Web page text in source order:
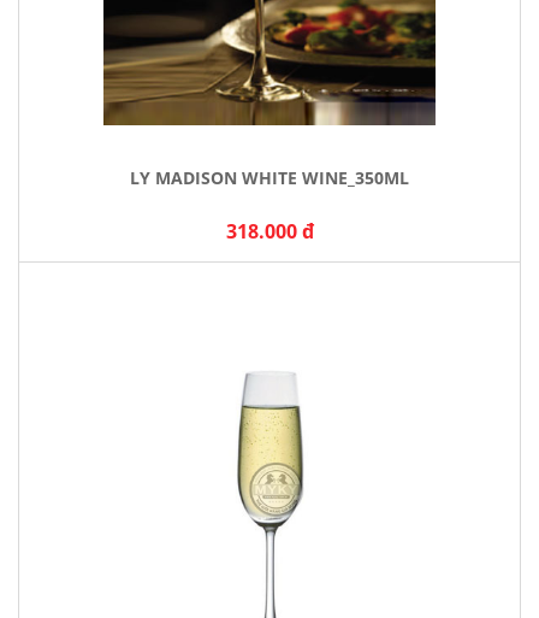
LY MADISON WHITE WINE_350ML
318.000 đ